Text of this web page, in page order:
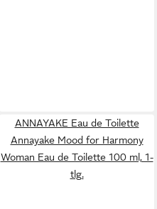
ANNAYAKE Eau de Toilette
Annayake Mood for Harmony
Woman Eau de Toilette 100 ml, 1-
tlg.